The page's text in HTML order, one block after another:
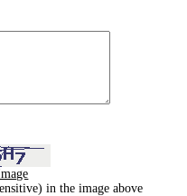
in the image above